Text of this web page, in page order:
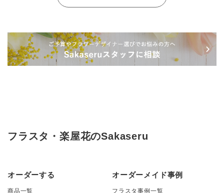
フラスタ・楽屋花のSakaseru
オーダーする
商品一覧
オーダーメイド事例
フラスタ事例一覧